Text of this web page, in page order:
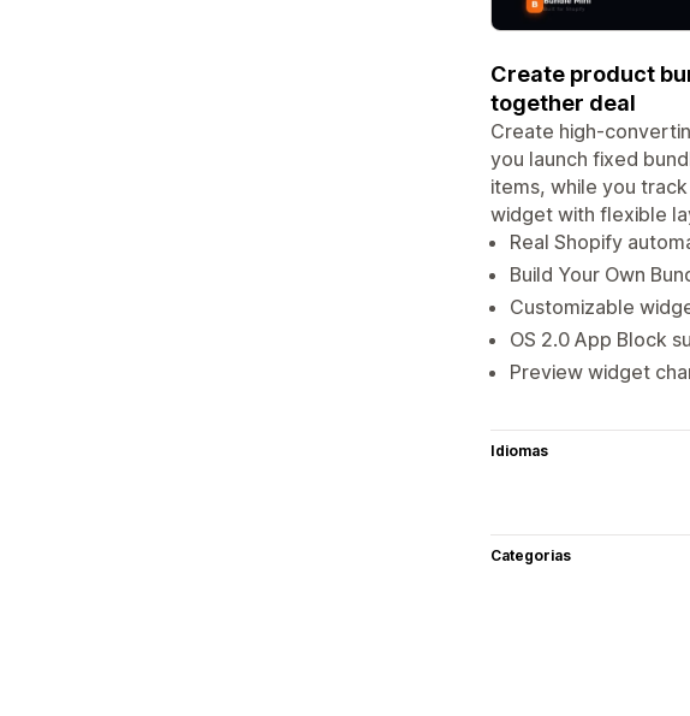
Create product
together deal
Create high-
you launch fixed
items, while you
widget with flexible
Real Shopify
Build Your Own
Customizable
OS 2.0 App Block
Preview widget
Idiomas
Categorias